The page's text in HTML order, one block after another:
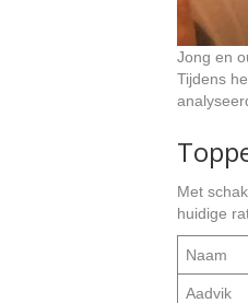
Jong en
Tijdens
Met
huidige
Naam
Aadvik